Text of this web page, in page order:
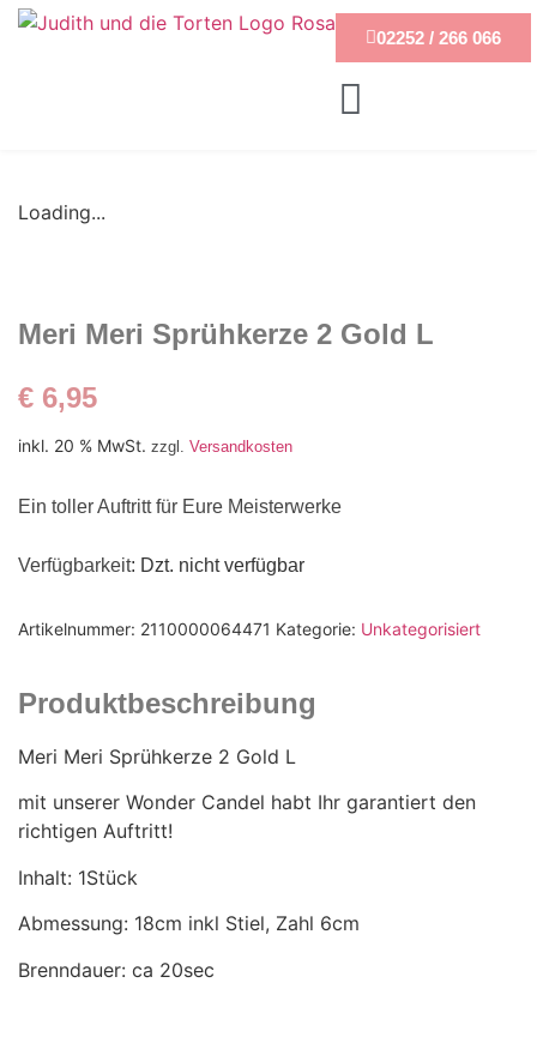
02252 / 266 066
Loading...
Meri Meri Sprühkerze 2 Gold L
€ 6,95
inkl. 20 % MwSt. zzgl. Versandkosten
Ein toller Auftritt für Eure Meisterwerke
Verfügbarkeit: Dzt. nicht verfügbar
Artikelnummer: 2110000064471 Kategorie: Unkategorisiert
Produktbeschreibung
Meri Meri Sprühkerze 2 Gold L
mit unserer Wonder Candel habt Ihr garantiert den
richtigen Auftritt!
Inhalt: 1Stück
Abmessung: 18cm inkl Stiel, Zahl 6cm
Brenndauer: ca 20sec